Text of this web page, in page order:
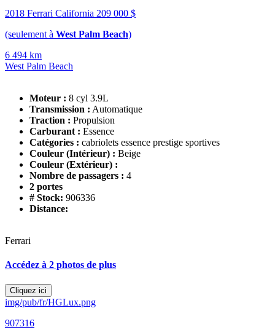
2018 Ferrari California 209 000 $
(seulement à West Palm Beach)
6 494 km
West Palm Beach
Moteur : 8 cyl 3.9L
Transmission : Automatique
Traction : Propulsion
Carburant : Essence
Catégories : cabriolets essence prestige sportives
Couleur (Intérieur) : Beige
Couleur (Extérieur) :
Nombre de passagers : 4
2 portes
# Stock: 906336
Distance:
Ferrari
Accédez à 2 photos de plus
Cliquez ici
img/pub/fr/HGLux.png
907316